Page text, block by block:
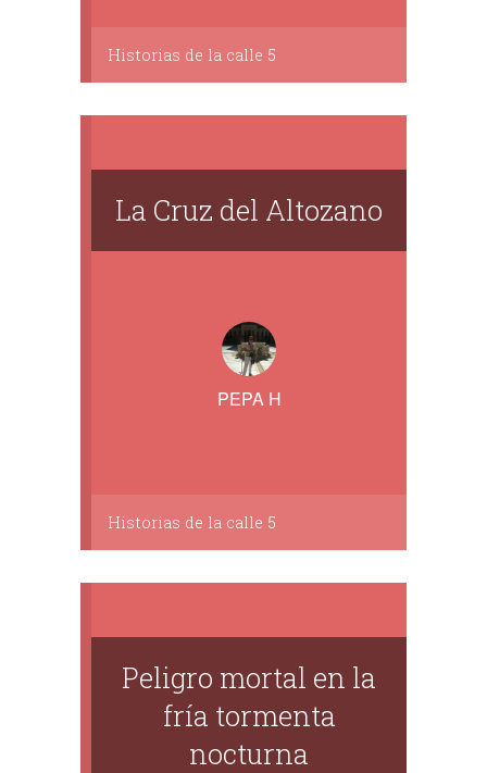
Historias de la calle 5
La Cruz del Altozano
PEPA H
Historias de la calle 5
Peligro mortal en la
fría tormenta
nocturna